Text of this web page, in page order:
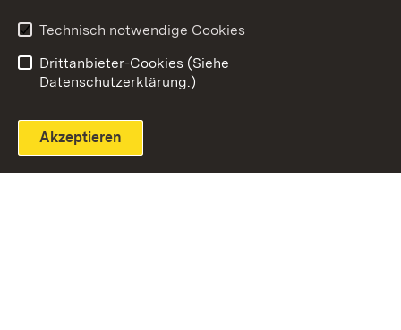
Technisch notwendige Cookies
Drittanbieter-Cookies (Siehe
Datenschutzerklärung.)
Akzeptieren